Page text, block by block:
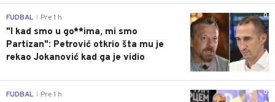
0
FUDBAL Pre 1 h
"I kad smo u go**ima, mi smo
Partizan": Petrović otkrio šta mu je
rekao Jokanović kad ga je vidio
0
FUDBAL Pre 1 h